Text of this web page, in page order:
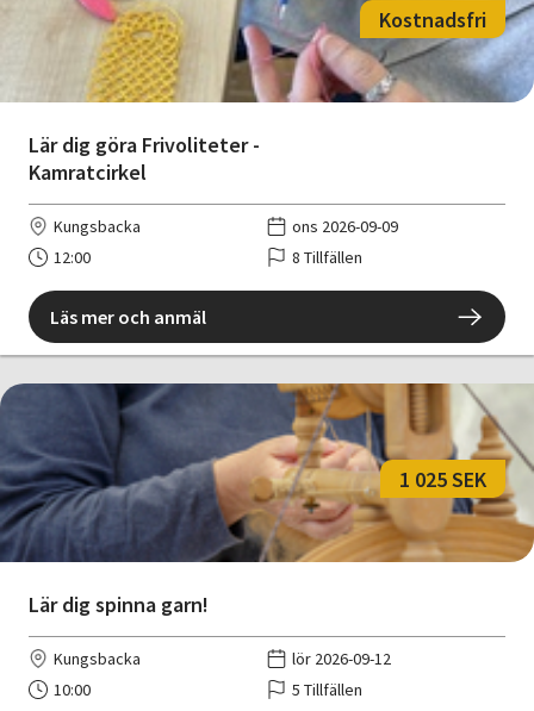
Lär dig göra Frivoliteter -
Kamratcirkel
Kostnadsfri
Kungsbacka
ons 2026-09-09
12:00
8 Tillfällen
Läs mer och anmäl
Lär dig spinna garn!
1 025 SEK
Kungsbacka
lör 2026-09-12
10:00
5 Tillfällen